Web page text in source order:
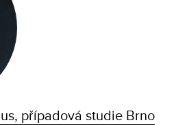
případová studie Brno